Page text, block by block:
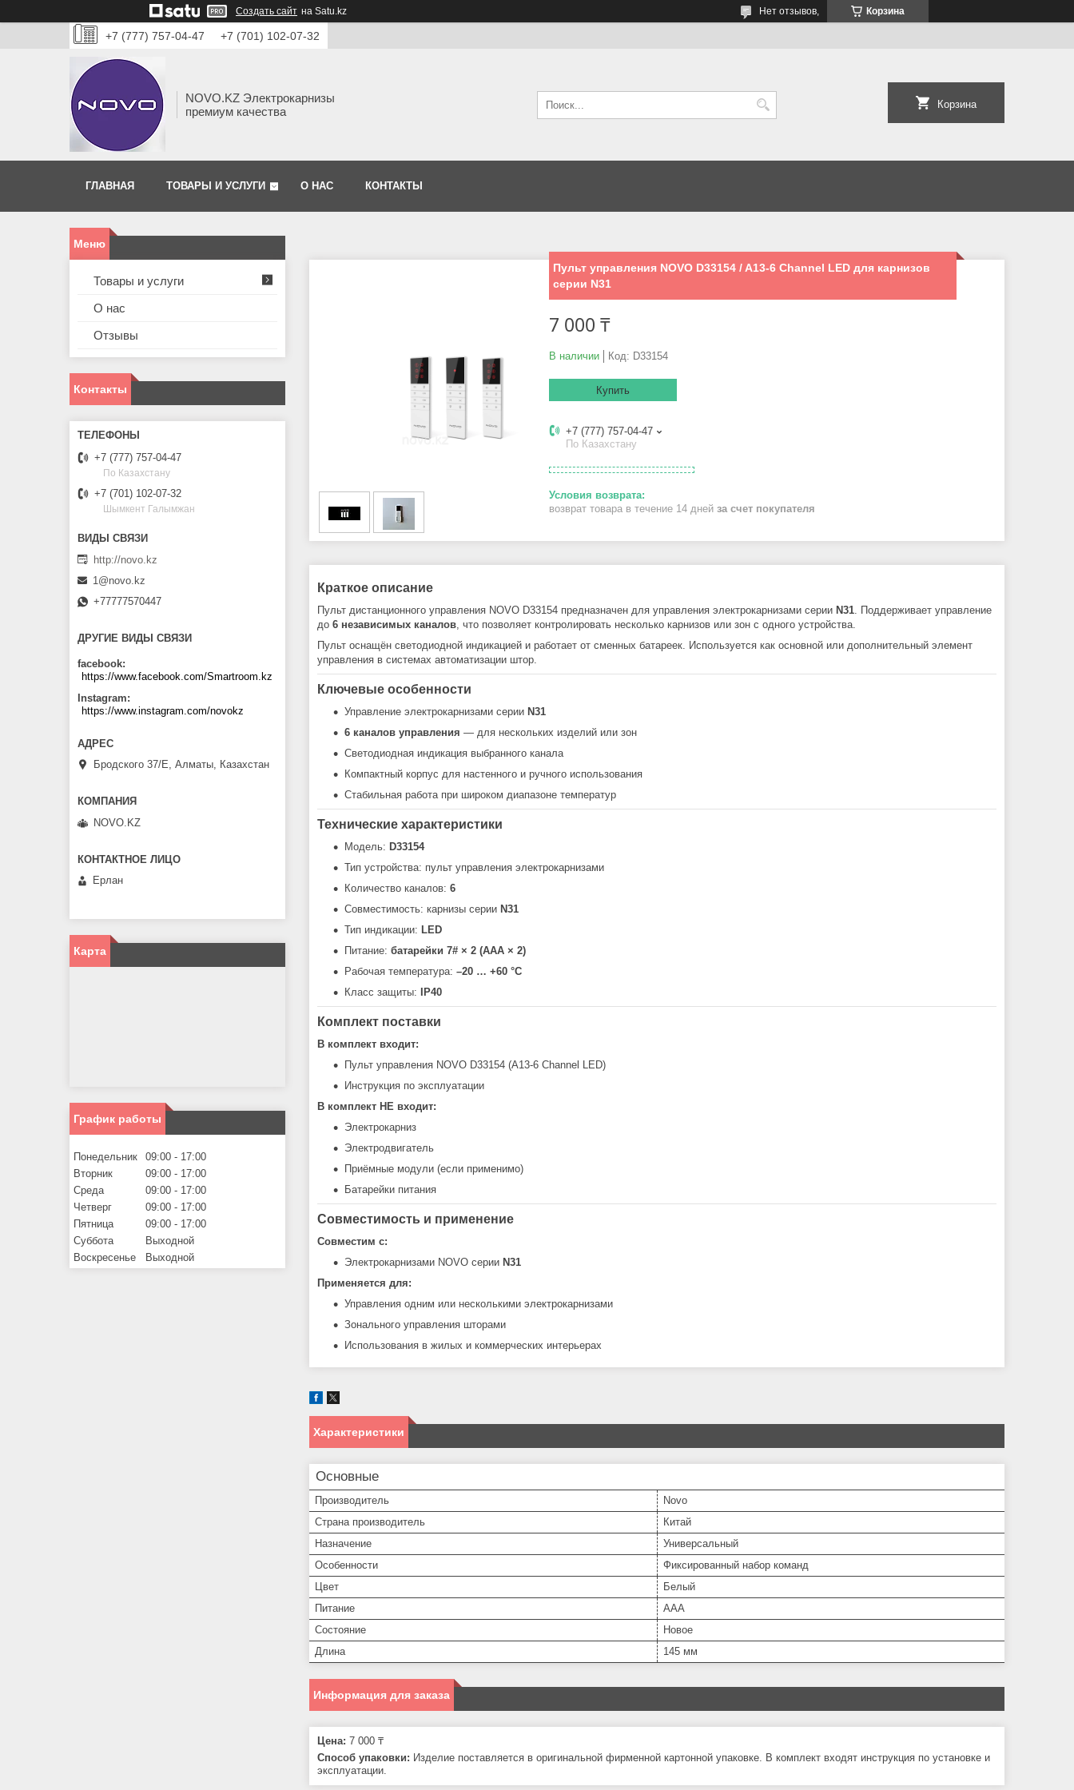
Создать сайт на Satu.kz Корзина
Нет отзывов,
+7 (777) 757-04-47 +7 (701) 102-07-32
NOVO.KZ Электрокарнизы
премиум качества
Корзина
ГЛАВНАЯ ТОВАРЫ И УСЛУГИ О НАС КОНТАКТЫ
Пульт управления NOVO D33154 / A13-6 Channel LED для карнизов
серии N31
7 000 ₸
В наличии Код: D33154
Купить
+7 (777) 757-04-47
По Казахстану
возврат товара в течение 14 дней за счет покупателя
Краткое описание
Пульт дистанционного управления NOVO D33154 предназначен для управления электрокарнизами серии N31. Поддерживает управление
до 6 независимых каналов, что позволяет контролировать несколько карнизов или зон с одного устройства.
Пульт оснащён светодиодной индикацией и работает от сменных батареек. Используется как основной или дополнительный элемент
управления в системах автоматизации штор.
Ключевые особенности
Управление электрокарнизами серии N31
6 каналов управления — для нескольких изделий или зон
Светодиодная индикация выбранного канала
Компактный корпус для настенного и ручного использования
Стабильная работа при широком диапазоне температур
Технические характеристики
Модель: D33154
Тип устройства: пульт управления электрокарнизами
Количество каналов: 6
Совместимость: карнизы серии N31
Тип индикации: LED
Питание: батарейки 7# × 2 (AAA × 2)
Рабочая температура: –20 … +60 °C
Класс защиты:
IP40
Комплект поставки
В комплект входит:
Пульт управления NOVO D33154 (A13-6 Channel LED)
Инструкция по эксплуатации
В комплект НЕ входит:
Электрокарниз
Электродвигатель
Приёмные модули (если применимо)
Батарейки питания
Совместимость и применение
Совместим с:
Электрокарнизами NOVO серии N31
Применяется для:
Управления одним или несколькими электрокарнизами
Зонального управления шторами
Использования в жилых и коммерческих интерьерах
Характеристики
Основные
Производитель
Novo
Страна производитель
Китай
Назначение
Универсальный
Особенности
Фиксированный набор команд
Цвет
Белый
Питание
AAA
Состояние
Новое
Длина
145 мм
Информация для заказа
Цена: 7 000 ₸
Способ упаковки: Изделие поставляется в оригинальной фирменной картонной упаковке. В комплект входят инструкция по установке и
эксплуатации.
Товары и услуги
О нас
Отзывы
Контакты
+7 (777) 757-04-47
По Казахстану
+7 (701) 102-07-32
Шымкент Галымжан
http://novo.kz
1@novo.kz
+77777570447
ДРУГИЕ ВИДЫ СВЯЗИ
facebook
https://www.facebook.com/Smartroom.kz
Instagram
https://www.instagram.com/novokz
Бродского 37/E, Алматы, Казахстан
NOVO.KZ
Ерлан
Карта
График работы
Понедельник 09:00
17:00
Вторник
09:00
17:00
Среда
09:00
17:00
Четверг
09:00
17:00
Пятница
09:00
17:00
Суббота
Выходной
Воскресенье
Выходной